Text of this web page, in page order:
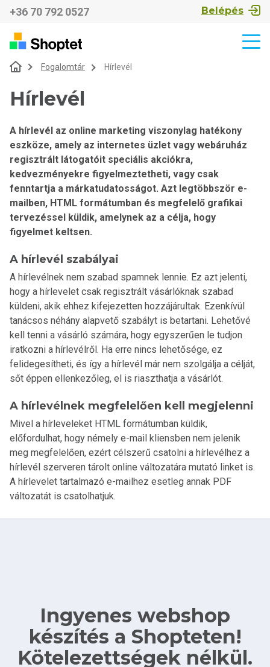
+36 70 792 0527 Belépés
Fogalomtár Hírlevél
Hírlevél
A hírlevél az online marketing viszonylag hatékony
eszköze, amely az internetes üzlet vagy webáruház
regisztrált látogatóit speciális akciókra,
kedvezményekre figyelmeztetheti, vagy csak
fenntartja a márkatudatosságot. Azt legtöbbször e-
mailben, HTML formátumban és megfelelő grafikai
tervezéssel küldik, amelynek az a célja, hogy
figyelmet keltsen.
A hírlevél szabályai
A hírlevélnek nem szabad spamnek lennie. Ez azt jelenti,
hogy a hírlevelet csak regisztrált vásárlóknak szabad
küldeni, akik ehhez kifejezetten hozzájárultak. Ezenkívül
tanácsos néhány alapvető szabályt is betartani. Lehetővé
kell tenni a vásárló számára, hogy egyszerűen le tudjon
iratkozni a hírlevélről. Ha erre nincs lehetősége, ez
felidegesítheti, és így a hírlevél már nem szolgálja a célját,
sőt éppen ellenkezőleg, el is riaszthatja a vásárlót.
A hírlevélnek megfelelően kell megjelenni
Mivel a hírleveleket HTML formátumban küldik,
előfordulhat, hogy némely e-mail kliensben nem jelenik
meg megfelelően, ezért célszerű csatolni a hírlevélhez a
hírlevél szerveren tárolt online változatára mutató linket is.
A hírlevelet tartalmazó e-mailhez esetleg annak PDF
változatát is csatolhatjuk.
Ingyenes webshop
készítés a Shopteten!
Kötelezettségek nélkül.